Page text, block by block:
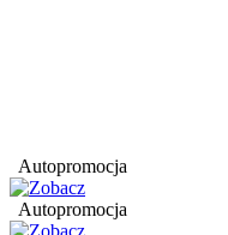
Autopromocja
Autopromocja